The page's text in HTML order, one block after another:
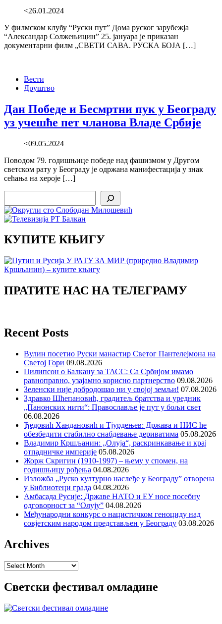
<26.01.2024
У филмском клубу “Руски пут” Дома руског зарубежја
“Александар Солжењицин” 25. јануара је приказан
документарни филм „СВЕТИ САВА. РУСКА БОЈА […]
Вести
Друштво
Дан Победе и Бесмртни пук у Београду
уз учешће пет чланова Владе Србије
<09.05.2024
Поводом 79. годишњице победе над фашизмом у Другом
светском рату у Београду је одржана манифестација у знак
сећања на хероје […]
КУПИТЕ КЊИГУ
ПРАТИТЕ НАС НА ТЕЛЕГРАМУ
Recent Posts
Вулин посетио Руски манастир Светог Пантелејмона на
Светој Гори 09.08.2026
Пилипсон о Балкану за ТАСС: Са Србијом имамо
равноправно, узајамно корисно партнерство 09.08.2026
Зеленски није добродошао ни у својој земљи! 07.08.2026
Здравко Шћепановић, градитељ братства и уредник
„Панонских нити“: Православље је пут у бољи свет
06.08.2026
Ђедовић Хандановић и Тјурдењев: Држава и НИС ће
обезбедити стабилно снабдевање дериватима 05.08.2026
Владимир Кршљанин: „Олуја“, раскринкавање и крај
отпадничке империје 05.08.2026
Жорж Скригин (1910-1997) – њему у спомен, на
годишњицу рођења 04.08.2026
Изложба „Руско културно наслеђе у Београду” отворена
у Библиотеци града 04.08.2026
Амбасада Русије: Државе НАТО и ЕУ носе посебну
одговорност за “Олују” 04.08.2026
Међународни конкурс о нацистичком геноциду над
совјетским народом представљен у Београду 03.08.2026
Archives
Archives
Светски фестивал омладине